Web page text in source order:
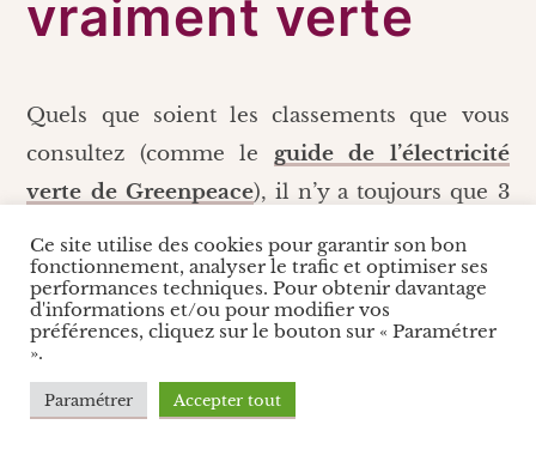
vraiment verte
Quels que soient les classements que vous
consultez (comme le guide de l’électricité
verte de Greenpeace), il n’y a toujours que 3
fournisseurs d’énergie vraiment verte : je vous
les présente ?
Enercoop, le plus
militant
Ce site utilise des cookies pour garantir son bon
fonctionnement, analyser le trafic et optimiser ses
performances techniques. Pour obtenir davantage
d'informations et/ou pour modifier vos
préférences, cliquez sur le bouton sur « Paramétrer
».
Paramétrer Accepter tout